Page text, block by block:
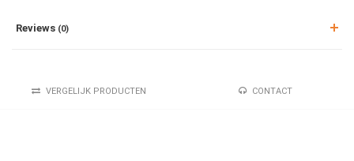
Reviews (0)
VERGELIJK PRODUCTEN CONTACT